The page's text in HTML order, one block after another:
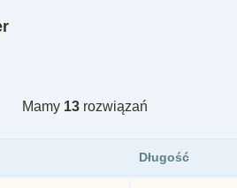
Mamy 13 rozwiązań
Długość